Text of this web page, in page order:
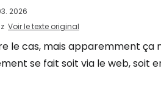
2026
Voir le texte original
le cas, mais apparemment ça
se fait soit via le web, soit